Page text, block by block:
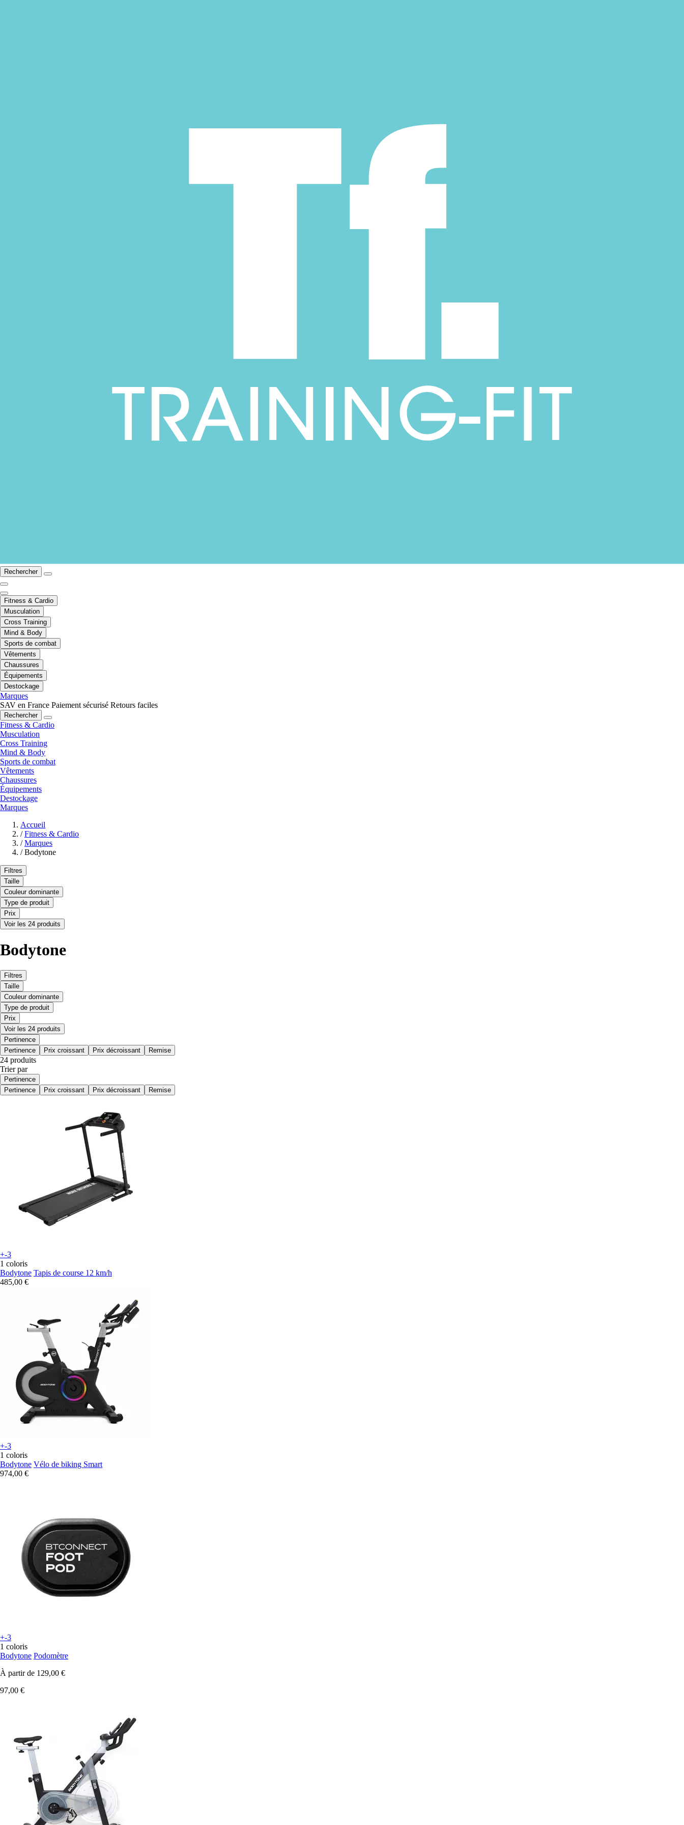
Rechercher
Fitness & Cardio
Musculation
Cross Training
Mind & Body
Sports de combat
Vêtements
Chaussures
Équipements
Destockage
Marques
SAV en France Paiement sécurisé Retours faciles
Rechercher
Fitness & Cardio
Musculation
Cross Training
Mind & Body
Sports de combat
Vêtements
Chaussures
Équipements
Destockage
Marques
Accueil
/ Fitness & Cardio
/ Marques
/ Bodytone
Filtres
Taille
Couleur dominante
Type de produit
Prix
Voir les 24 produits
Bodytone
Filtres
Taille
Couleur dominante
Type de produit
Prix
Voir les 24 produits
Pertinence
Pertinence
Prix croissant Prix décroissant Remise
24 produits
Trier par
Pertinence
Pertinence
Prix croissant Prix décroissant Remise
+-3
1 coloris
Bodytone Tapis de course 12 km/h
485,00 €
+-3
1 coloris
Bodytone Vélo de biking Smart
974,00 €
+-3
1 coloris
Bodytone Podomètre
À partir de 129,00 €
97,00 €